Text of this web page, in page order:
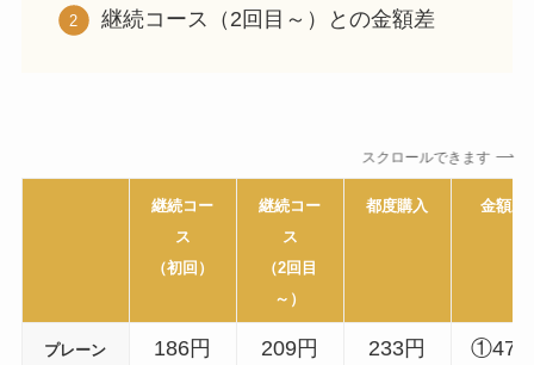
継続コース（2回目～）との金額差
スクロールできます
継続コー
ス
（初回）
継続コー
ス
（2回目
～）
都度購入 金額差
プレーン 186円 209円 233円
①47